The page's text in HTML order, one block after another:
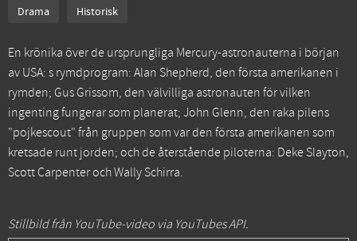
Drama Historisk
En krönika över de ursprungliga Mercury-astronauterna i början
av USA: s rymdprogram: Alan Shepherd, den första amerikanen i
rymden; Gus Grissom, den välvilliga astronauten för vilken
ingenting fungerar som planerat; John Glenn, den raka pilens
"pojkescout" från gruppen som var den första amerikanen som
kretsade runt jorden; och de återstående piloterna: Deke Slayton,
Scott Carpenter och Wally Schirra.
Stillbild från YouTube-video via YouTubes API.